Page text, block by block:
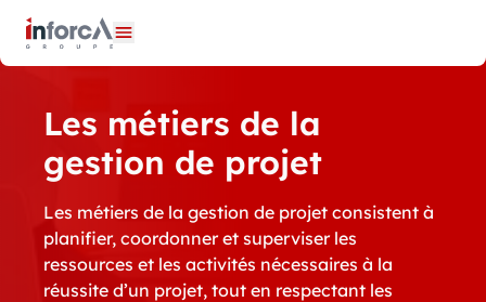
Panneau de gestion des cookies
Ouvrir le menu
Les métiers de la
gestion de projet
Les métiers de la gestion de projet consistent à
planifier, coordonner et superviser les
ressources et les activités nécessaires à la
réussite d’un projet, tout en respectant les